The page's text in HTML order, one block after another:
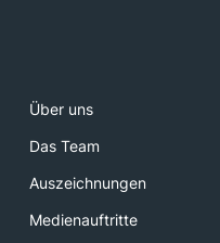
Über uns
Das Team
Auszeichnungen
Medienauftritte